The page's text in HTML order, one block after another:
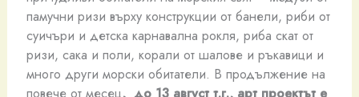
памучни ризи върху конструкции от банели, риби от
суичъри и детска карнавална рокля, риба скат от
ризи, сака и поли, корали от шалове и ръкавици и
много други морски обитатели. В продължение на
повече от месец, до 13 август т.г., арт проектът е